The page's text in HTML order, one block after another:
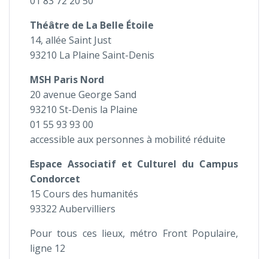
Théâtre de La Belle Étoile
14, allée Saint Just
93210 La Plaine Saint-Denis
MSH Paris Nord
20 avenue George Sand
93210 St-Denis la Plaine
01 55 93 93 00
accessible aux personnes à mobilité réduite
Espace Associatif et Culturel du Campus
Condorcet
15 Cours des humanités
93322 Aubervilliers
Pour tous ces lieux, métro Front Populaire,
ligne 12